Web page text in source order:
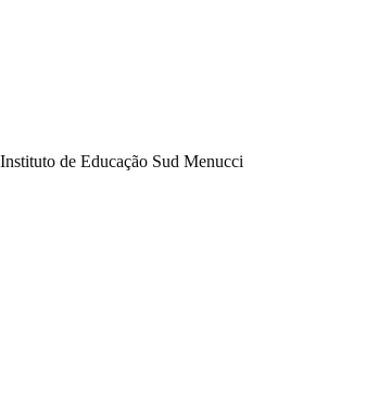
Instituto de Educação Sud Menucci